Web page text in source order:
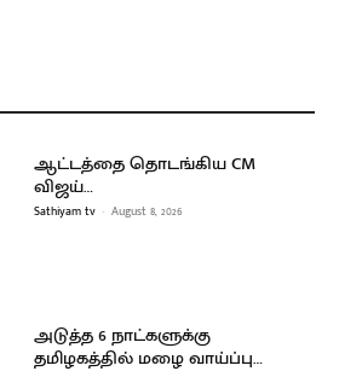
ஆட்டத்தை தொடங்கிய CM
விஜய்…
Sathiyam tv - August 8, 2026
அடுத்த 6 நாட்களுக்கு
தமிழகத்தில் மழை வாய்ப்பு…